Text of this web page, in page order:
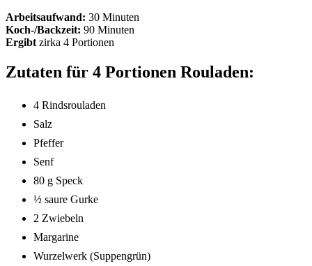
Arbeitsaufwand: 30 Minuten
Koch-/Backzeit: 90 Minuten
Ergibt zirka 4 Portionen
Zutaten für 4 Portionen Rouladen:
4 Rindsrouladen
Salz
Pfeffer
Senf
80 g Speck
½ saure Gurke
2 Zwiebeln
Margarine
Wurzelwerk (Suppengrün)